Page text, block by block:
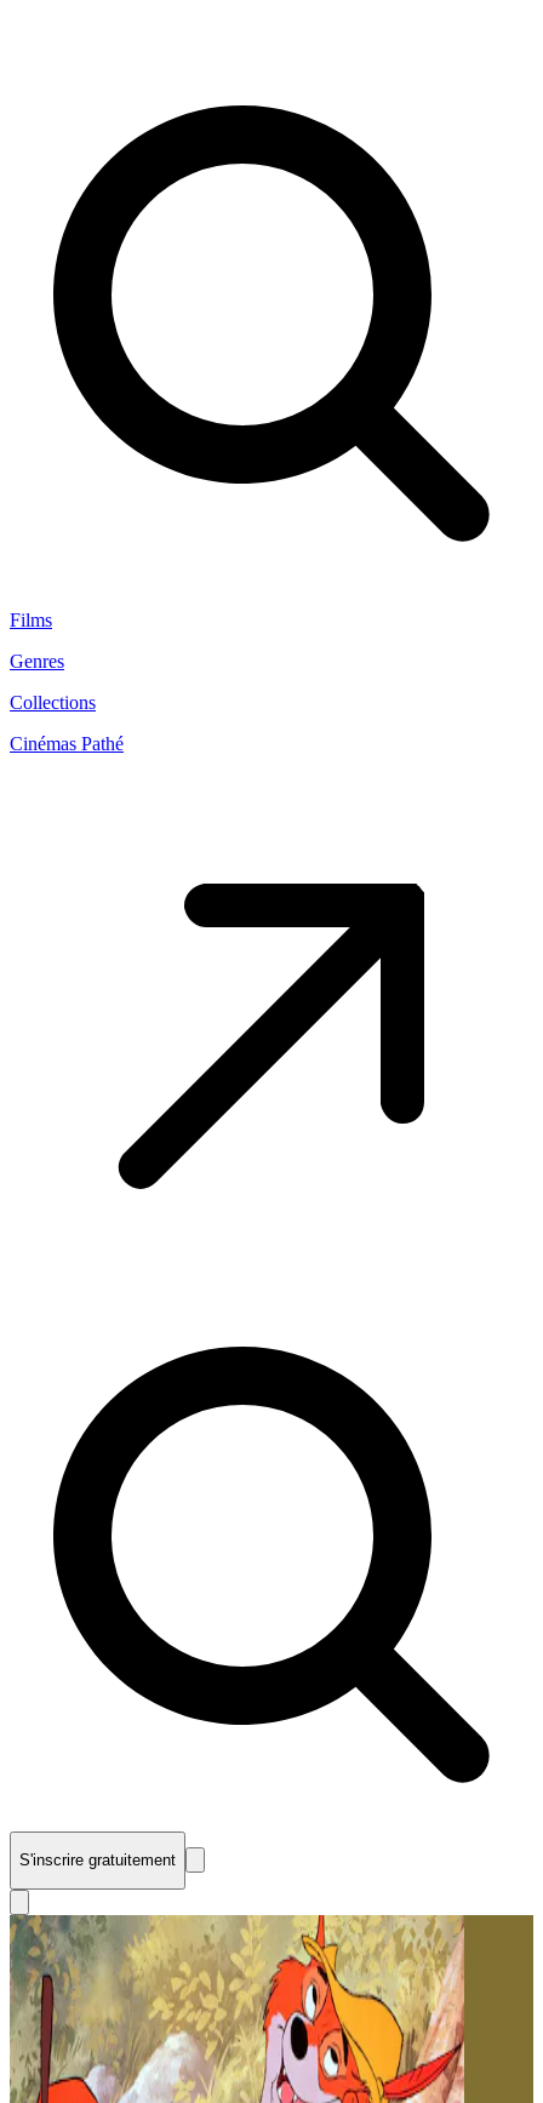
Films
Genres
Collections
Cinémas Pathé
S'inscrire gratuitement